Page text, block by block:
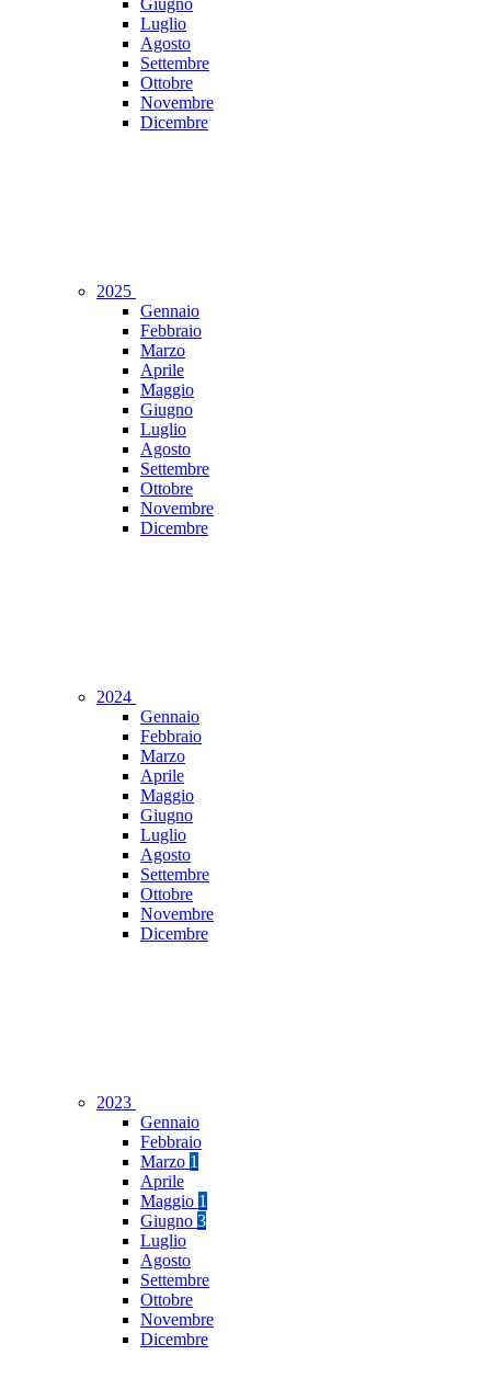
Giugno
Luglio
Agosto
Settembre
Ottobre
Novembre
Dicembre
2025
Gennaio
Febbraio
Marzo
Aprile
Maggio
Giugno
Luglio
Agosto
Settembre
Ottobre
Novembre
Dicembre
2024
Gennaio
Febbraio
Marzo
Aprile
Maggio
Giugno
Luglio
Agosto
Settembre
Ottobre
Novembre
Dicembre
2023
Gennaio
Febbraio
Marzo 1
Aprile
Maggio 1
Giugno 3
Luglio
Agosto
Settembre
Ottobre
Novembre
Dicembre